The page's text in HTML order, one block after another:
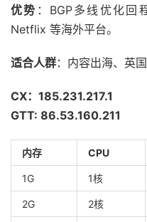
优势 ：BGP多线优化回
Netflix 等海外平台。
适合人群：内容出海、英
CX：185.231.217.1
GTT: 86.53.160.211
内存 CPU
1G 1核
2G 2核